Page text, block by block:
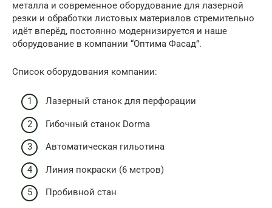
металла и современное оборудование для лазерной
резки и обработки листовых материалов стремительно
идёт вперёд, постоянно модернизируется и наше
оборудование в компании “Оптима Фасад”.
Список оборудования компании:
Лазерный станок для перфорации
Гибочный станок Dorma
Автоматическая гильотина
Линия покраски (6 метров)
Пробивной стан